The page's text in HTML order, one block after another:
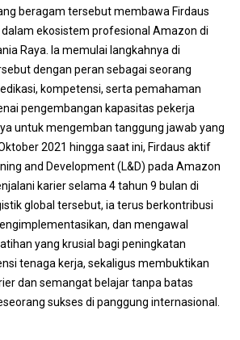
beragam tersebut membawa Firdaus
ekosistem profesional Amazon di
Raya. Ia memulai langkahnya di
dengan peran sebagai seorang
kompetensi, serta pemahaman
pengembangan kapasitas pekerja
untuk mengemban tanggung jawab yang
2021 hingga saat ini, Firdaus aktif
and Development (L&D) pada Amazon
karier selama 4 tahun 9 bulan di
global tersebut, ia terus berkontribusi
dan mengawal
yang krusial bagi peningkatan
tenaga kerja, sekaligus membuktikan
dan semangat belajar tanpa batas
sukses di panggung internasional.